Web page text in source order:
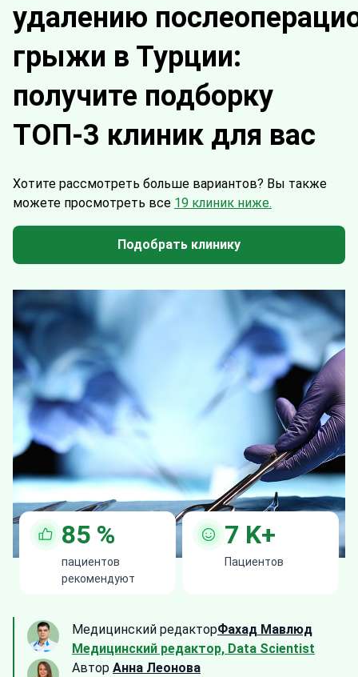
удалению
грыжи в Турции:
получите подборку
ТОП-3 клиник для вас
Хотите рассмотреть больше вариантов? Вы также
можете просмотреть все 19 клиник ниже.
Подобрать клинику
85 %
пациентов
рекомендуют
7 K+
Пациентов
Медицинский редакторФахад Мавлюд
Медицинский редактор, Data Scientist
Автор Анна Леонова